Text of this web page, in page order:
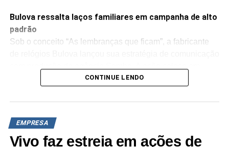
Shopping Center Norte anuncia experiência
interativa com Senninha
Bulova ressalta laços familiares em campanha de alto
padrão
Sob o conceito “As lembranças que ficam”, a fabricante
evidência a ideia do relógio como um item transmitido
Rafael Zulu ao lado da filha, Luiza Zulu, além de Israel
Vasconcelos,CEOda SWG Brasil (distribuidora da marca
CONTINUE LENDO
EMPRESA
Vivo faz estreia em ações de